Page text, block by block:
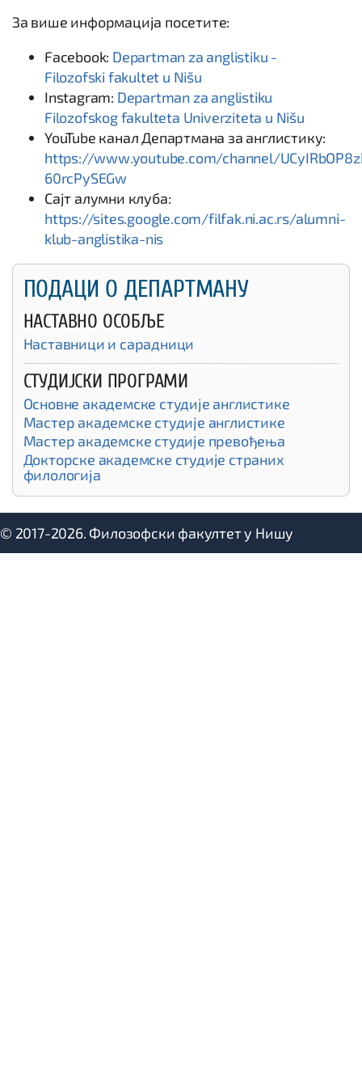
За више информација посетите:
Facebook: Departman za anglistiku -
Filozofski fakultet u Nišu
Instagram: Departman za anglistiku
Filozofskog fakulteta Univerziteta u Nišu
YouTube канал Департмана за англистику:
https://www.youtube.com/channel/
60rcPySEGw
Сајт алумни клуба:
https://sites.google.com/filfak.ni.ac.rs/alumni-
klub-anglistika-nis
ПОДАЦИ О ДЕПАРТМАНУ
НАСТАВНО ОСОБЉЕ
Наставници и сарадници
СТУДИЈСКИ ПРОГРАМИ
Основне академске студије англистике
Мастер академске студије англистике
Мастер академске студије превођења
Докторске академске студије страних
филологија
© 2017-2026. Филозофски факултет у Нишу